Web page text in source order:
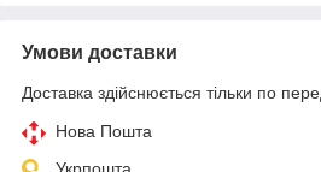
Умови доставки
Доставка здійснюється тільки по
Нова Пошта